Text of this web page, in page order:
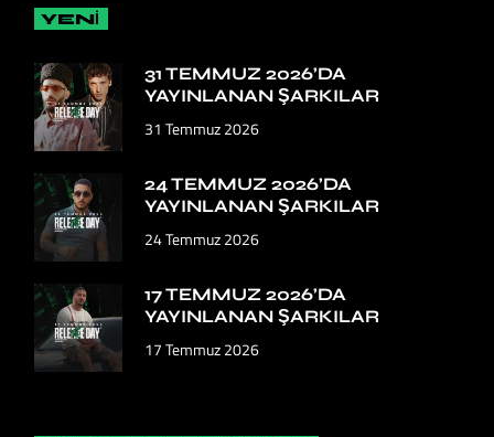
YENİ
31 TEMMUZ 2026’DA
YAYINLANAN ŞARKILAR
31 Temmuz 2026
24 TEMMUZ 2026’DA
YAYINLANAN ŞARKILAR
24 Temmuz 2026
17 TEMMUZ 2026’DA
YAYINLANAN ŞARKILAR
17 Temmuz 2026